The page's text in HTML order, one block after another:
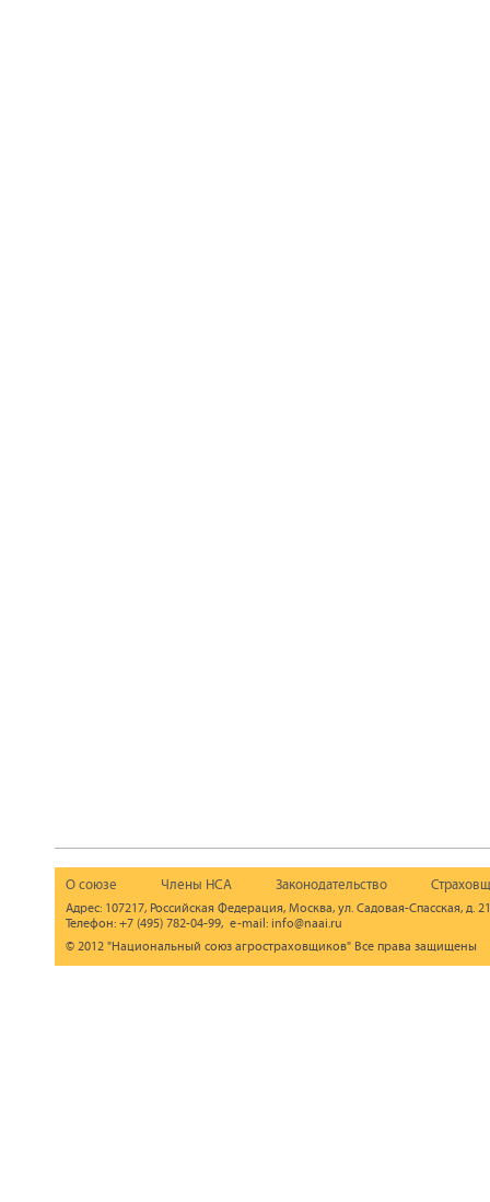
О союзе Члены НСА Законодательство
Адрес: 107217, Российская Федерация, Москва, ул. Садовая-Спасская, д.
Телефон: +7 (495) 782-04-99, e-mail: info@naai.ru
© 2012 "Национальный союз агростраховщиков" Все права защищены